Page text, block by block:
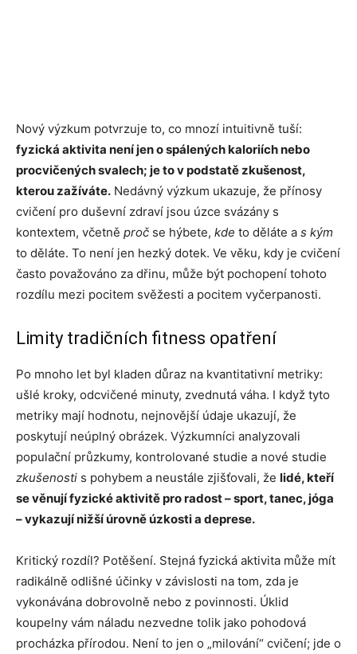
Nový výzkum potvrzuje to, co mnozí intuitivně tuší:
fyzická aktivita není jen o spálených kaloriích nebo
procvičených svalech; je to v podstatě zkušenost,
kterou zažíváte. Nedávný výzkum ukazuje, že přínosy
cvičení pro duševní zdraví jsou úzce svázány s
kontextem, včetně proč se hýbete, kde to děláte a s kým
to děláte. To není jen hezký dotek. Ve věku, kdy je cvičení
často považováno za dřinu, může být pochopení tohoto
rozdílu mezi pocitem svěžesti a pocitem vyčerpanosti.
Limity tradičních fitness opatření
Po mnoho let byl kladen důraz na kvantitativní metriky:
ušlé kroky, odcvičené minuty, zvednutá váha. I když tyto
metriky mají hodnotu, nejnovější údaje ukazují, že
poskytují neúplný obrázek. Výzkumníci analyzovali
populační průzkumy, kontrolované studie a nové studie
zkušenosti s pohybem a neustále zjišťovali, že lidé, kteří
se věnují fyzické aktivitě pro radost – sport, tanec, jóga
– vykazují nižší úrovně úzkosti a deprese.
Kritický rozdíl? Potěšení. Stejná fyzická aktivita může mít
radikálně odlišné účinky v závislosti na tom, zda je
vykonávána dobrovolně nebo z povinnosti. Úklid
koupelny vám náladu nezvedne tolik jako pohodová
procházka přírodou. Není to jen o „milování“ cvičení; jde o